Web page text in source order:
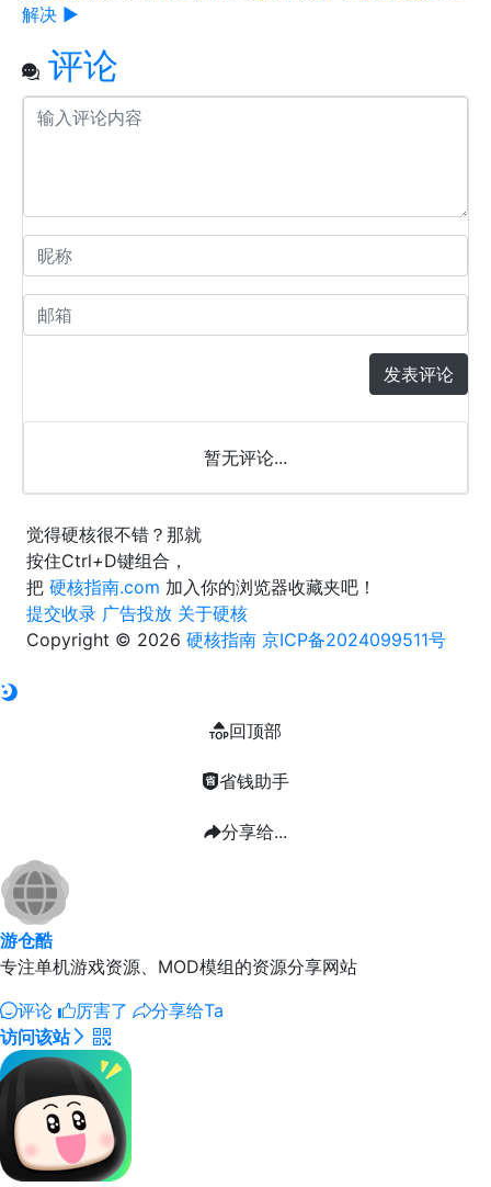
解决 ▶
评论
发表评论
暂无评论...
觉得硬核很不错？那就
按住Ctrl+D键组合，
把 硬核指南.com 加入你的浏览器收藏夹吧！
提交收录 广告投放 关于硬核
Copyright © 2026 硬核指南 京ICP备2024099511号
回顶部
省钱助手
分享给...
游仓酷
专注单机游戏资源、MOD模组的资源分享网站
评论
厉害了
分享给Ta
访问该站